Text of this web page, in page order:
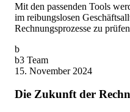
Mit den passenden Tools
im reibungslosen
Rechnungsprozesse zu
b
b3 Team
15. November 2024
Die Zukunft der